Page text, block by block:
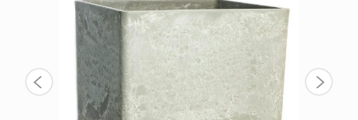
СВАДЕБНАЯ ФЛОРИСТИКА
КОМНАТНЫЕ РАСТЕНИЯ
ГОРШКИ И КАШПО
ГРУНТЫ И УДОБРЕНИЯ